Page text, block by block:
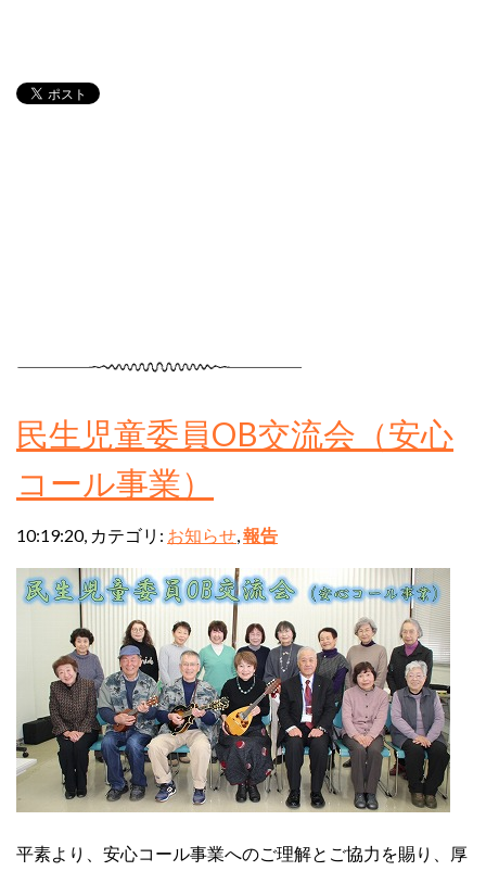
民生児童委員OB交流会（安心
コール事業）
10:19:20, カテゴリ: お知らせ 報告
平素より、安心コール事業へのご理解とご協力を賜り、厚